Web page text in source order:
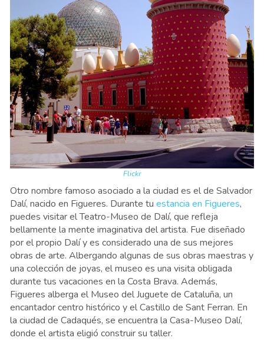
Flickr
Otro nombre famoso asociado a la ciudad es el de Salvador
Dalí, nacido en Figueres. Durante tu estancia en Figueres,
puedes visitar el Teatro-Museo de Dalí, que refleja
bellamente la mente imaginativa del artista. Fue diseñado
por el propio Dalí y es considerado una de sus mejores
obras de arte. Albergando algunas de sus obras maestras y
una colección de joyas, el museo es una visita obligada
durante tus vacaciones en la Costa Brava. Además,
Figueres alberga el Museo del Juguete de Cataluña, un
encantador centro histórico y el Castillo de Sant Ferran. En
la ciudad de Cadaqués, se encuentra la Casa-Museo Dalí,
donde el artista eligió construir su taller.